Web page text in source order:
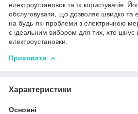
електроустановок та їх користувачів.
обслуговувати, що дозволяє швидко та
на будь-які проблеми з електричною
є ідеальним вибором для тих, хто цінує
електроустановки.
Приховати
Характеристики
Основні